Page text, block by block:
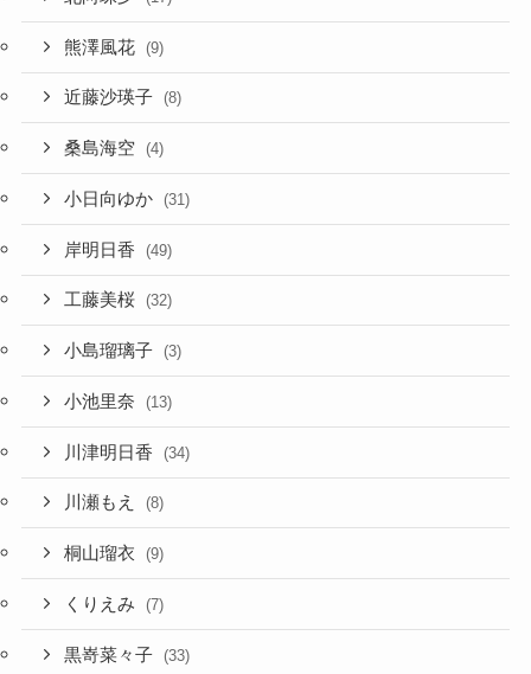
熊澤風花 (9)
近藤沙瑛子 (8)
桑島海空 (4)
小日向ゆか (31)
岸明日香 (49)
工藤美桜 (32)
小島瑠璃子 (3)
小池里奈 (13)
川津明日香 (34)
川瀬もえ (8)
桐山瑠衣 (9)
くりえみ (7)
黒嵜菜々子 (33)